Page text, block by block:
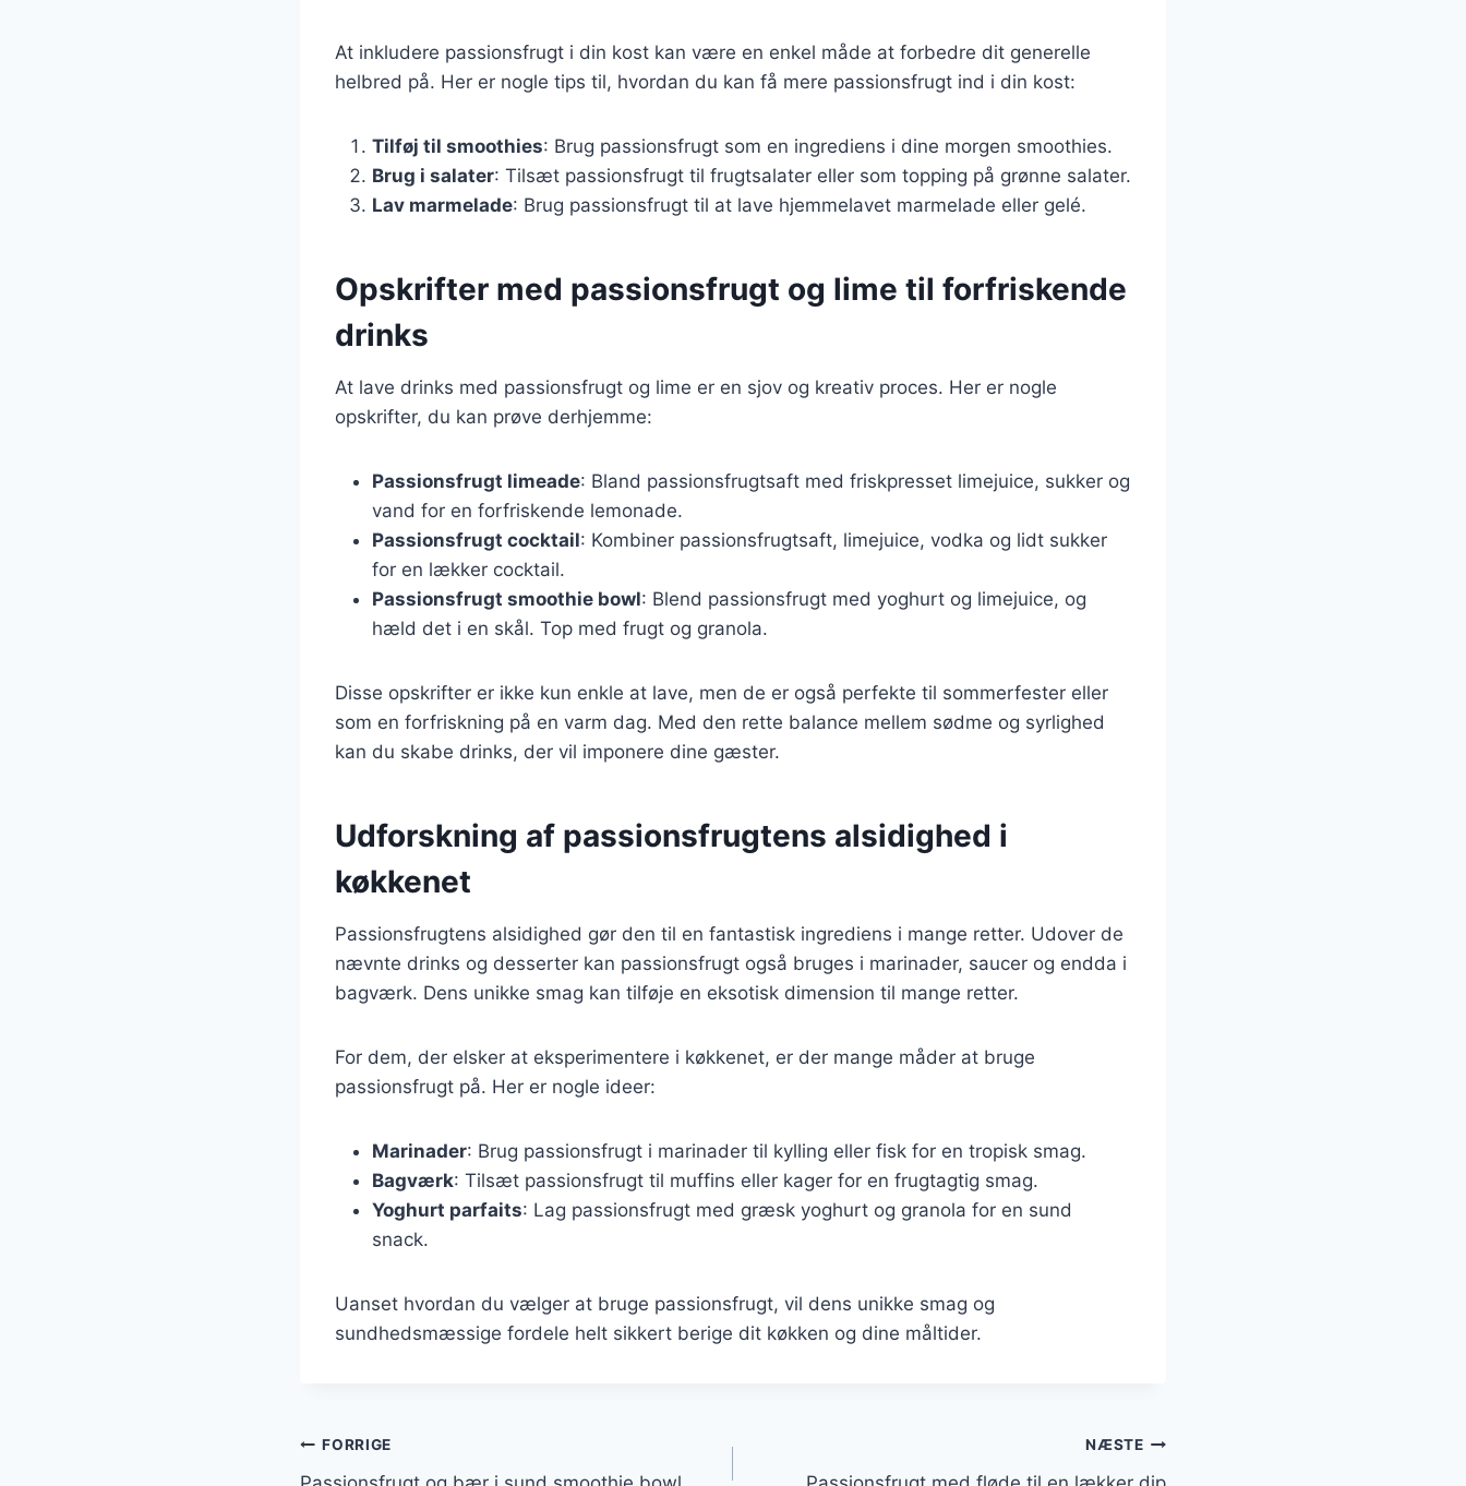
At inkludere passionsfrugt i din kost kan være en enkel måde at forbedre dit generelle
helbred på. Her er nogle tips til, hvordan du kan få mere passionsfrugt ind i din kost:
Tilføj til smoothies: Brug passionsfrugt som en ingrediens i dine morgen smoothies.
Brug i salater: Tilsæt passionsfrugt til frugtsalater eller som topping på grønne salater.
Lav marmelade: Brug passionsfrugt til at lave hjemmelavet marmelade eller gelé.
Opskrifter med passionsfrugt og lime til forfriskende
drinks
At lave drinks med passionsfrugt og lime er en sjov og kreativ proces. Her er nogle
opskrifter, du kan prøve derhjemme:
Passionsfrugt limeade: Bland passionsfrugtsaft med friskpresset limejuice, sukker og
vand for en forfriskende lemonade.
Passionsfrugt cocktail: Kombiner passionsfrugtsaft, limejuice, vodka og lidt sukker
for en lækker cocktail.
Passionsfrugt smoothie bowl: Blend passionsfrugt med yoghurt og limejuice, og
hæld det i en skål. Top med frugt og granola.
Disse opskrifter er ikke kun enkle at lave, men de er også perfekte til sommerfester eller
som en forfriskning på en varm dag. Med den rette balance mellem sødme og syrlighed
kan du skabe drinks, der vil imponere dine gæster.
Udforskning af passionsfrugtens alsidighed i
køkkenet
Passionsfrugtens alsidighed gør den til en fantastisk ingrediens i mange retter. Udover de
nævnte drinks og desserter kan passionsfrugt også bruges i marinader, saucer og endda i
bagværk. Dens unikke smag kan tilføje en eksotisk dimension til mange retter.
For dem, der elsker at eksperimentere i køkkenet, er der mange måder at bruge
passionsfrugt på. Her er nogle ideer:
Marinader: Brug passionsfrugt i marinader til kylling eller fisk for en tropisk smag.
Bagværk: Tilsæt passionsfrugt til muffins eller kager for en frugtagtig smag.
Yoghurt parfaits: Lag passionsfrugt med græsk yoghurt og granola for en sund
snack.
Uanset hvordan du vælger at bruge passionsfrugt, vil dens unikke smag og
sundhedsmæssige fordele helt sikkert berige dit køkken og dine måltider.
Indlægsnavigation
FORRIGE NÆSTE